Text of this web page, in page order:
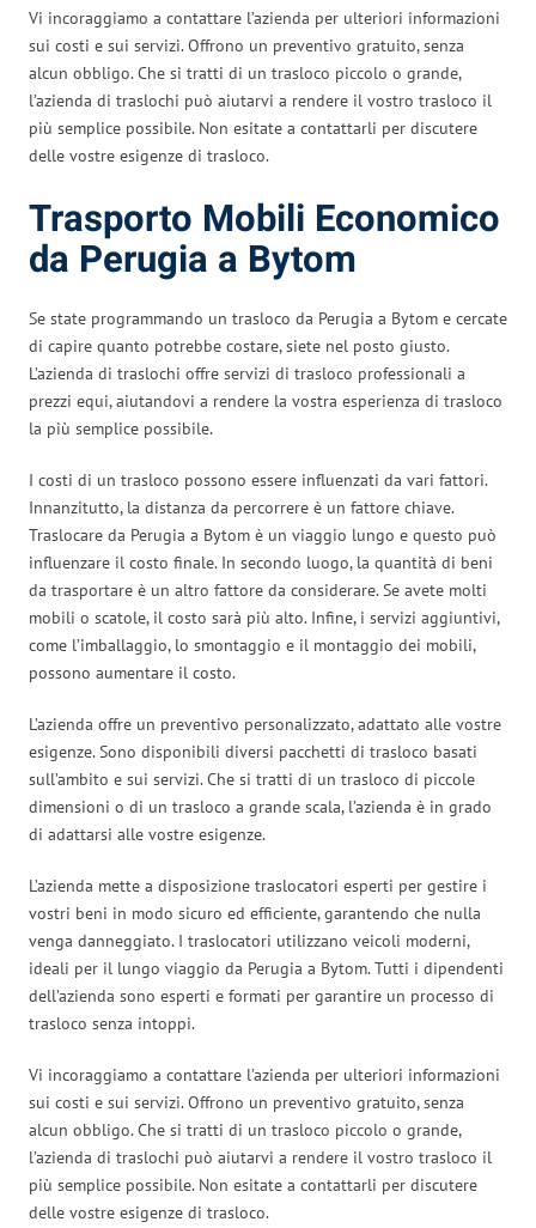
Vi incoraggiamo a contattare l’azienda per ulteriori informazioni
sui costi e sui servizi. Offrono un preventivo gratuito, senza
alcun obbligo. Che si tratti di un trasloco piccolo o grande,
l’azienda di traslochi può aiutarvi a rendere il vostro trasloco il
più semplice possibile. Non esitate a contattarli per discutere
delle vostre esigenze di trasloco.
Trasporto Mobili Economico
da Perugia a Bytom
Se state programmando un trasloco da Perugia a Bytom e cercate
di capire quanto potrebbe costare, siete nel posto giusto.
L’azienda di traslochi offre servizi di trasloco professionali a
prezzi equi, aiutandovi a rendere la vostra esperienza di trasloco
la più semplice possibile.
I costi di un trasloco possono essere influenzati da vari fattori.
Innanzitutto, la distanza da percorrere è un fattore chiave.
Traslocare da Perugia a Bytom è un viaggio lungo e questo può
influenzare il costo finale. In secondo luogo, la quantità di beni
da trasportare è un altro fattore da considerare. Se avete molti
mobili o scatole, il costo sarà più alto. Infine, i servizi aggiuntivi,
come l’imballaggio, lo smontaggio e il montaggio dei mobili,
possono aumentare il costo.
L’azienda offre un preventivo personalizzato, adattato alle vostre
esigenze. Sono disponibili diversi pacchetti di trasloco basati
sull’ambito e sui servizi. Che si tratti di un trasloco di piccole
dimensioni o di un trasloco a grande scala, l’azienda è in grado
di adattarsi alle vostre esigenze.
L’azienda mette a disposizione traslocatori esperti per gestire i
vostri beni in modo sicuro ed efficiente, garantendo che nulla
venga danneggiato. I traslocatori utilizzano veicoli moderni,
ideali per il lungo viaggio da Perugia a Bytom. Tutti i dipendenti
dell’azienda sono esperti e formati per garantire un processo di
trasloco senza intoppi.
Vi incoraggiamo a contattare l’azienda per ulteriori informazioni
sui costi e sui servizi. Offrono un preventivo gratuito, senza
alcun obbligo. Che si tratti di un trasloco piccolo o grande,
l’azienda di traslochi può aiutarvi a rendere il vostro trasloco il
più semplice possibile. Non esitate a contattarli per discutere
delle vostre esigenze di trasloco.